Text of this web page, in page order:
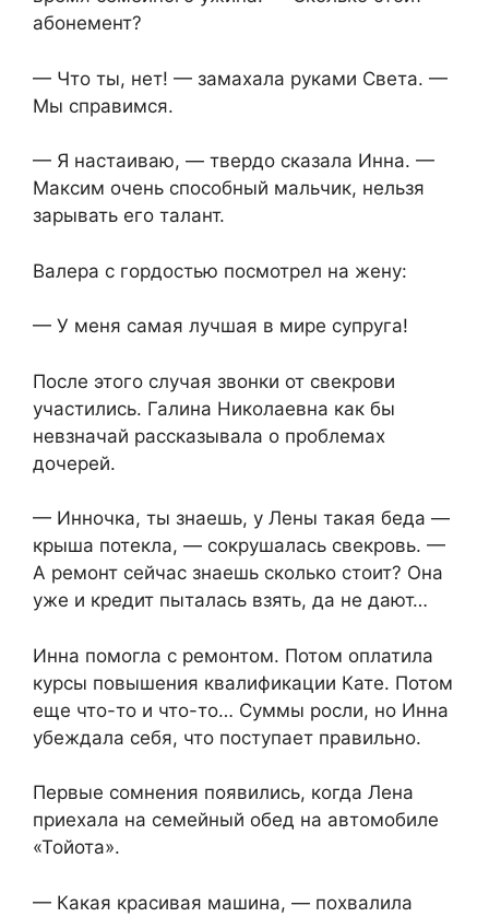
абонемент?
— Что ты, нет! — замахала руками Света. —
Мы справимся.
— Я настаиваю, — твердо сказала Инна. —
Максим очень способный мальчик, нельзя
зарывать его талант.
Валера с гордостью посмотрел на жену:
— У меня самая лучшая в мире супруга!
После этого случая звонки от свекрови
участились. Галина Николаевна как бы
невзначай рассказывала о проблемах
дочерей.
— Инночка, ты знаешь, у Лены такая беда —
крыша потекла, — сокрушалась свекровь. —
А ремонт сейчас знаешь сколько стоит? Она
уже и кредит пыталась взять, да не дают…
Инна помогла с ремонтом. Потом оплатила
курсы повышения квалификации Кате. Потом
еще что-то и что-то… Суммы росли, но Инна
убеждала себя, что поступает правильно.
Первые сомнения появились, когда Лена
приехала на семейный обед на автомобиле
«Тойота».
— Какая красивая машина, — похвалила